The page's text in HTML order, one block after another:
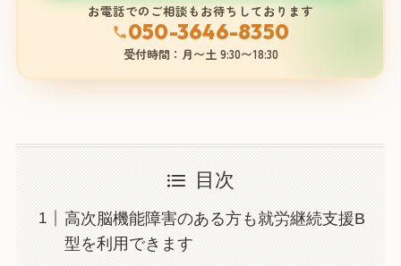
お電話でのご相談もお待ちしております
050-3646-8350
受付時間：月〜土 9:30〜18:30
目次
高次脳機能障害のある方も就労継続支援B
型を利用できます